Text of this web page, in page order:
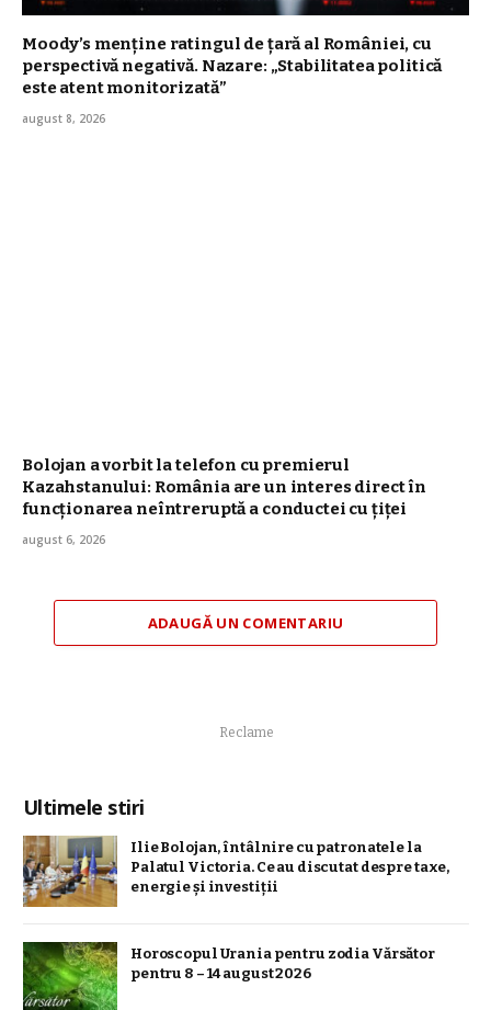
Moody’s menține ratingul de țară al României, cu
perspectivă negativă. Nazare: „Stabilitatea politică
este atent monitorizată”
august 8, 2026
Bolojan a vorbit la telefon cu premierul
Kazahstanului: România are un interes direct în
funcționarea neîntreruptă a conductei cu țiței
august 6, 2026
ADAUGĂ UN COMENTARIU
Reclame
Ultimele stiri
Ilie Bolojan, întâlnire cu patronatele la
Palatul Victoria. Ce au discutat despre taxe,
energie și investiții
Horoscopul Urania pentru zodia Vărsător
pentru 8 – 14 august 2026